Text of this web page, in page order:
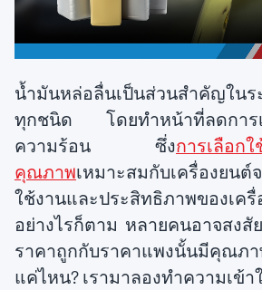
น้ำมันหล่อลื่นเป็นส่วนสำคัญในร
ทุกชนิด โดยทำหน้าที่ลดการเ
ความร้อน ซึ่งการเลือก
คุณภาพเหมาะสมกับเครื่องยนต์
ใช้งานและประสิทธิภาพของเค
อย่างไรก็ตาม หลายคนอาจสง
ราคาถูกกับราคาแพงนั้นมีคุณภ
แค่ไหน? เรามาลองทำความเข้